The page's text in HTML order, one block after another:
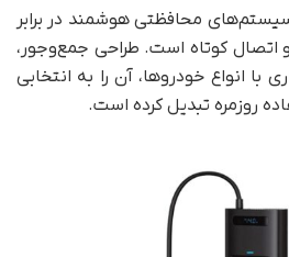
محافظتی هوشمند در برابر
و اتصال کوتاه است. طراحی جمع‌وجور،
با انواع خودروها، آن را به انتخابی
روزمره تبدیل کرده است.